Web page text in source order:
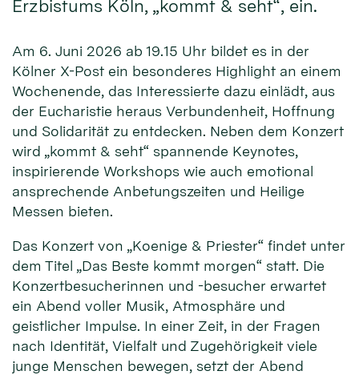
Erzbistums Köln, „kommt & seht“, ein.
Am 6. Juni 2026 ab 19.15 Uhr bildet es in der
Kölner X-Post ein besonderes Highlight an einem
Wochenende, das Interessierte dazu einlädt, aus
der Eucharistie heraus Verbundenheit, Hoffnung
und Solidarität zu entdecken. Neben dem Konzert
wird „kommt & seht“ spannende Keynotes,
inspirierende Workshops wie auch emotional
ansprechende Anbetungszeiten und Heilige
Messen bieten.
Das Konzert von „Koenige & Priester“ findet unter
dem Titel „Das Beste kommt morgen“ statt. Die
Konzertbesucherinnen und -besucher erwartet
ein Abend voller Musik, Atmosphäre und
geistlicher Impulse. In einer Zeit, in der Fragen
nach Identität, Vielfalt und Zugehörigkeit viele
junge Menschen bewegen, setzt der Abend